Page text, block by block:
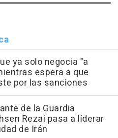
ya solo negocia "a
espera a que
por las sanciones
de la Guardia
Rezai pasa a líderar
de Irán